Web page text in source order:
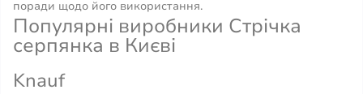
поради щодо його використання.
Популярні виробники Стрічка
серпянка в Києві
Knauf